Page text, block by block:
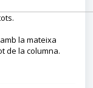
la mateixa
de la columna.